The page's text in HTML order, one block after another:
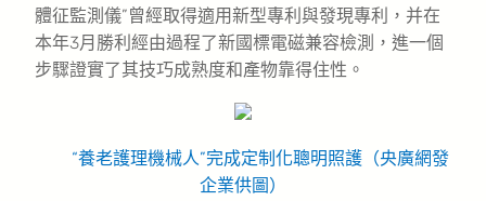
體征監測儀”曾經取得適用新型專利與發現專利，并在
本年3月勝利經由過程了新國標電磁兼容檢測，進一個
步驟證實了其技巧成熟度和產物靠得住性。
“養老護理機械人”完成定制化聰明照護（央廣網發
企業供圖）